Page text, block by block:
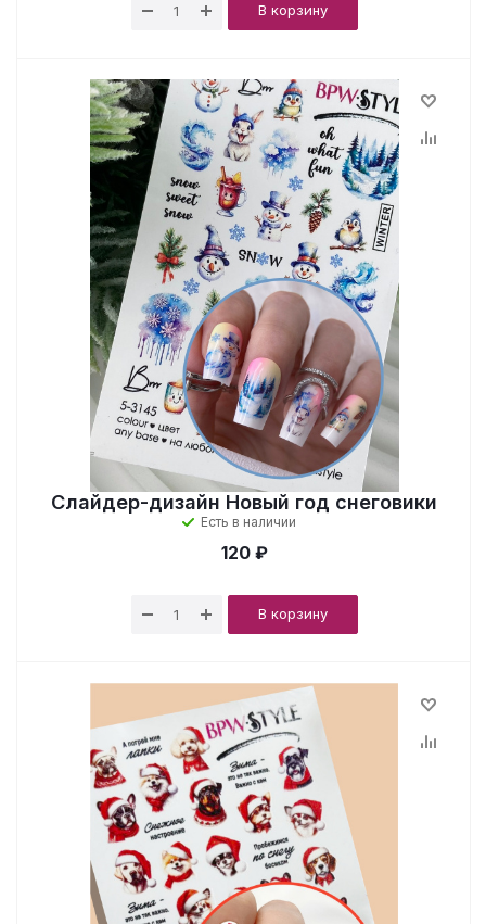
В корзину
Слайдер-дизайн Новый год снеговики
Есть в наличии
120 ₽
В корзину